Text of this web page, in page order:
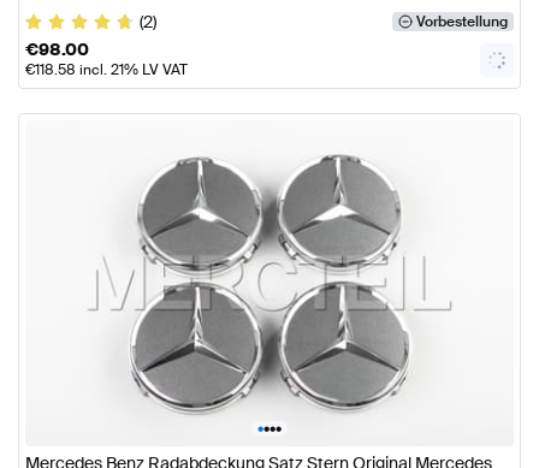
(2)
Vorbestellung
€98.00
€118.58 incl. 21% LV VAT
••••
Mercedes Benz Radabdeckung Satz Stern Original Mercedes